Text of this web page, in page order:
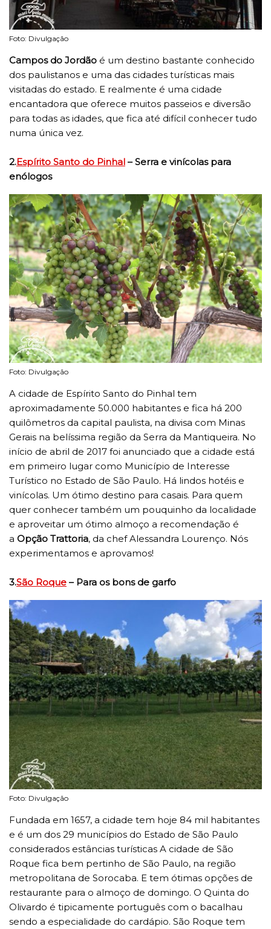
Foto: Divulgação
Campos do Jordão é um destino bastante conhecido
dos paulistanos e uma das cidades turísticas mais
visitadas do estado. E realmente é uma cidade
encantadora que oferece muitos passeios e diversão
para todas as idades, que fica até difícil conhecer tudo
numa única vez.
2.Espírito Santo do Pinhal – Serra e vinícolas para
enólogos
Foto: Divulgação
A cidade de Espírito Santo do Pinhal tem
aproximadamente 50.000 habitantes e fica há 200
quilômetros da capital paulista, na divisa com Minas
Gerais na belíssima região da Serra da Mantiqueira. No
início de abril de 2017 foi anunciado que a cidade está
em primeiro lugar como Município de Interesse
Turístico no Estado de São Paulo. Há lindos hotéis e
vinícolas. Um ótimo destino para casais. Para quem
quer conhecer também um pouquinho da localidade
e aproveitar um ótimo almoço a recomendação é
a Opção Trattoria, da chef Alessandra Lourenço. Nós
experimentamos e aprovamos!
3.São Roque – Para os bons de garfo
Foto: Divulgação
Fundada em 1657, a cidade tem hoje 84 mil habitantes
e é um dos 29 municípios do Estado de São Paulo
considerados estâncias turísticas A cidade de São
Roque fica bem pertinho de São Paulo, na região
metropolitana de Sorocaba. E tem ótimas opções de
restaurante para o almoço de domingo. O Quinta do
Olivardo é tipicamente português com o bacalhau
sendo a especialidade do cardápio. São Roque tem